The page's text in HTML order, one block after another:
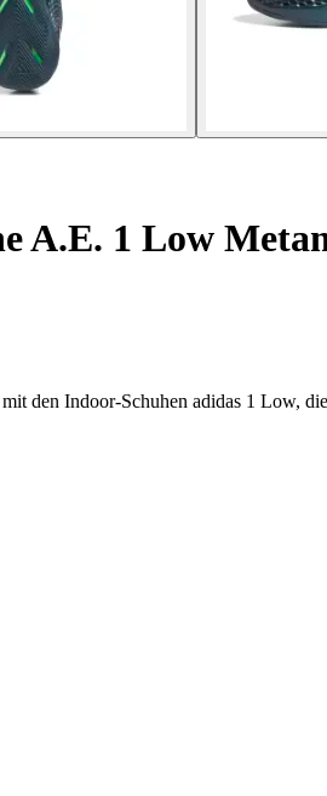
A.E. 1 Low
den Indoor-Schuhen adidas 1 Low,